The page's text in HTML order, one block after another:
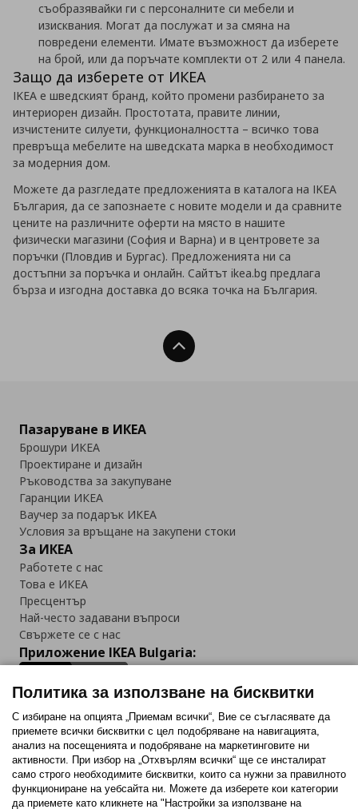
съобразявайки ги с персоналните си мебели и
изисквания. Могат да послужат и за смяна на
повредени елементи. Имате възможност да изберете
на брой, или да поръчате комплекти от 2 или 4 панела.
Защо да изберете от ИКЕА
IKEA е шведският бранд, който промени разбирането за
интериорен дизайн. Простотата, правите линии,
изчистените силуети, функционалността – всичко това
превръща мебелите на шведската марка в необходимост
за модерния дом.
Можете да разгледате предложенията в каталога на IKEA
България, да се запознаете с новите модели и да сравните
цените на различните оферти на място в нашите
физически магазини (София и Варна) и в центровете за
поръчки (Пловдив и Бургас). Предложенията ни са
достъпни за поръчка и онлайн. Сайтът ikea.bg предлага
бърза и изгодна доставка до всяка точка на България.
Нагоре
Пазаруване в ИКЕА
Брошури ИКЕА
Проектиране и дизайн
Ръководства за закупуване
Гаранции ИКЕА
Ваучер за подарък ИКЕА
Условия за връщане на закупени стоки
За ИКЕА
Работете с нас
Това е ИКЕА
Пресцентър
Най-често задавани въпроси
Свържете се с нас
Приложение IKEA Bulgaria:
Последвайте ни:
FacebookTwitterYoutubePinterestInstagram
Политика за използване на бисквитки
С избиране на опцията „Приемам всички“, Вие се съгласявате да
приемете всички бисквитки с цел подобряване на навигацията,
анализ на посещенията и подобряване на маркетинговите ни
активности. При избор на „Отхвърлям всички“ ще се инсталират
само строго необходимитe бисквитки, които са нужни за правилното
функциониране на уебсайта ни. Можете да изберете кои категории
да приемете като кликнете на "Настройки за използване на